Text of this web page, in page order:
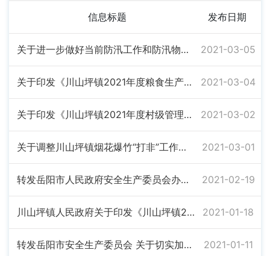
信息标题 发布日期
关于进一步做好当前防汛工作和防汛物资储备的紧急通知 2021-03-05
关于印发《川山坪镇2021年度粮食生产工作方案》的通知 2021-03-04
关于印发《川山坪镇2021年度村级管理考核方案》的通知 2021-03-02
关于调整川山坪镇烟花爆竹“打非”工作领导小组的通知 2021-03-01
转发岳阳市人民政府安全生产委员会办公室《关于切实抓好春节假期后企业复工复产安全生产工作的通知》 2021-02-19
川山坪镇人民政府关于印发《川山坪镇2022年春运工作方案》的通知 2021-01-18
转发岳阳市安全生产委员会 关于切实加强岁末年初安全防范工作的紧急通知 2021-01-11